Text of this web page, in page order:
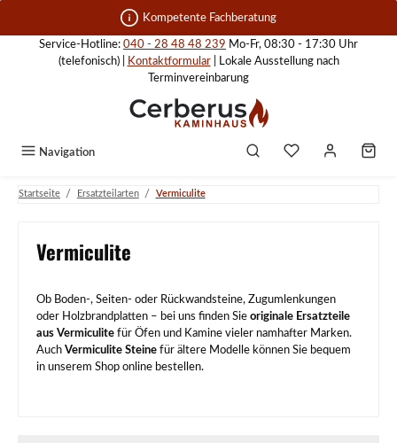
Zum Hauptinhalt springen Kompetente Fachberatung
Service-Hotline: 040 - 28 48 48 239 Mo-Fr, 08:30 - 17:30 Uhr
(telefonisch) |
Kontaktformular| Lokale Ausstellung nach
Terminvereinbarung
Navigation
Startseite / Ersatzteilarten / Vermiculite
Vermiculite
Ob Boden-, Seiten- oder Rückwandsteine, Zugumlenkungen
oder Holzbrandplatten – bei uns finden Sie originale Ersatzteile
aus Vermiculite für Öfen und Kamine vieler namhafter Marken.
Auch Vermiculite Steine für ältere Modelle können Sie bequem
in unserem Shop online bestellen.